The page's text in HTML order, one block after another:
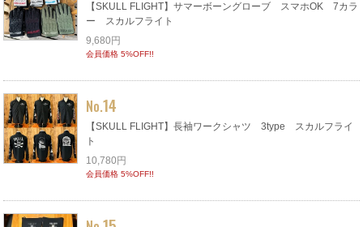
【SKULL FLIGHT】サマーボーングローブ スマホOK 7カラ
ー スカルフライト
9,680円
会員価格 5%OFF!!
No.14
【SKULL FLIGHT】長袖ワークシャツ 3type スカルフライ
ト
10,780円
会員価格 5%OFF!!